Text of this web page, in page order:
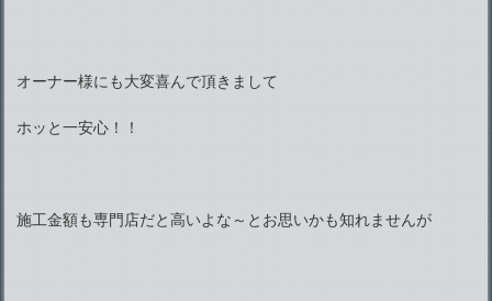
オーナー様にも大変喜んで頂きまして
ホッと一安心！！
施工金額も専門店だと高いよな～とお思いかも知れませんが